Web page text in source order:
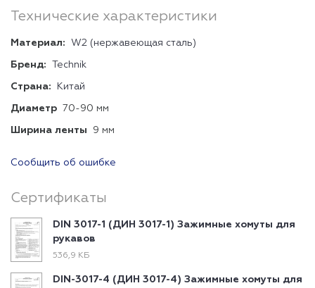
Технические характеристики
Материал: W2 (нержавеющая сталь)
Бренд: Technik
Страна: Китай
Диаметр 70-90 мм
Ширина ленты 9 мм
Сообщить об ошибке
Сертификаты
DIN 3017-1 (ДИН 3017-1) Зажимные хомуты для
рукавов
536,9 КБ
DIN-3017-4 (ДИН 3017-4) Зажимные хомуты для